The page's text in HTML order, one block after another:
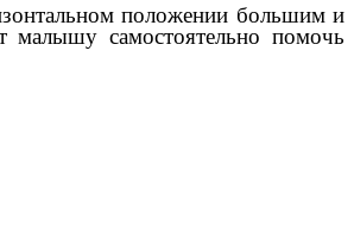
положении большим и
малышу самостоятельно помочь